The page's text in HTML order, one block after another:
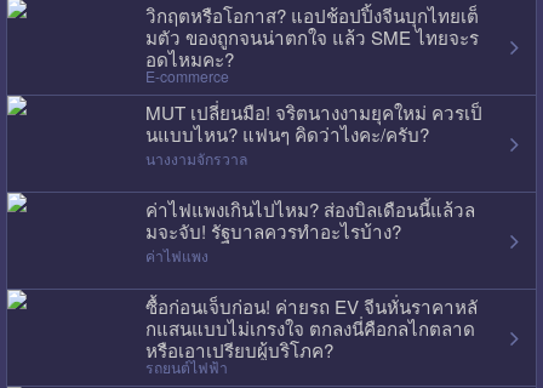
วิกฤตหรือโอกาส? แอปช้อปปิ้งจีนบุกไทยเต็
มตัว ของถูกจนน่าตกใจ แล้ว SME ไทยจะร
อดไหมคะ?
E-commerce
MUT เปลี่ยนมือ! จริตนางงามยุคใหม่ ควรเป็
นแบบไหน? แฟนๆ คิดว่าไงคะ/ครับ?
นางงามจักรวาล
ค่าไฟแพงเกินไปไหม? ส่องบิลเดือนนี้แล้วล
มจะจับ! รัฐบาลควรทำอะไรบ้าง?
ค่าไฟแพง
ซื้อก่อนเจ็บก่อน! ค่ายรถ EV จีนหั่นราคาหลั
กแสนแบบไม่เกรงใจ ตกลงนี่คือกลไกตลาด
หรือเอาเปรียบผู้บริโภค?
รถยนต์ไฟฟ้า